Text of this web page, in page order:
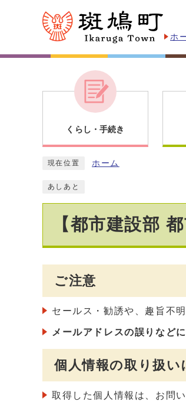
ホ
くらし・手続き
現在位置 ホーム
あしあと
【都市建設部
ご注意
セールス・勧誘や、趣旨不
メールアドレスの誤りなど
個人情報の取り扱い
取得した個人情報は、お問